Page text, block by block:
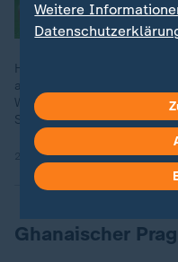
Haiti ist bereits
alles auf dem Rasen und
WM. Beide Teams liefern
Schlagabtausch.
25.06.2026 | 9:09 min
Ghanaischer
Weitere